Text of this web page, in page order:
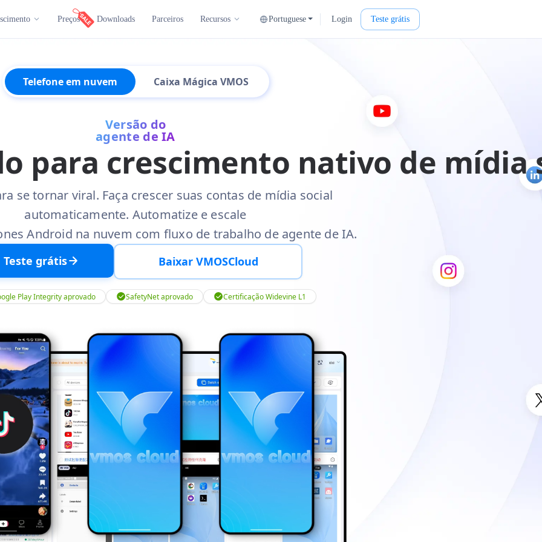
Preços Downloads Parceiros Recursos Portuguese Login Teste grátis
Telefone em nuvem Caixa Mágica VMOS
Versão do
agente de IA
Teste grátis Baixar VMOSCloud
para crescimento nativo de mídia
se tornar viral. Faça crescer suas contas de mídia social
automaticamente. Automatize e escale
Android na nuvem com fluxo de trabalho de agente de IA.
Play Integrity aprovado SafetyNet aprovado Certificação Widevine L1